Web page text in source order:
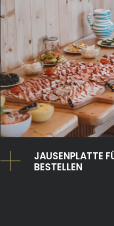
JAUSENPLATTE
BESTELLEN